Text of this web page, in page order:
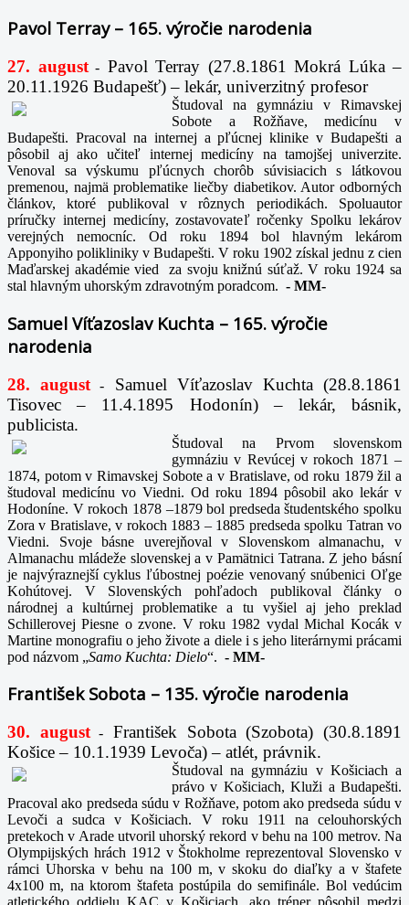
Pavol Terray – 165. výročie narodenia
27. august- Pavol Terray (27.8.1861 Mokrá Lúka –
20.11.1926 Budapešť) – lekár, univerzitný profesor
Študoval na gymnáziu v Rimavskej
Sobote a Rožňave, medicínu v
Budapešti. Pracoval na internej a pľúcnej klinike v Budapešti a
pôsobil aj ako učiteľ internej medicíny na tamojšej univerzite.
Venoval sa výskumu pľúcnych chorôb súvisiacich s látkovou
premenou, najmä problematike liečby diabetikov. Autor odborných
článkov, ktoré publikoval v rôznych periodikách. Spoluautor
príručky internej medicíny, zostavovateľ ročenky Spolku lekárov
verejných nemocníc. Od roku 1894 bol hlavným lekárom
Apponyiho polikliniky v Budapešti. V roku 1902 získal jednu z cien
Maďarskej akadémie vied za svoju knižnú súťaž. V roku 1924 sa
stal hlavným uhorským zdravotným poradcom. - MM-
Samuel Víťazoslav Kuchta – 165. výročie
narodenia
28. august -
Samuel Víťazoslav Kuchta (28.8.1861
Tisovec – 11.4.1895 Hodonín) – lekár, básnik,
publicista.
Študoval na Prvom slovenskom
gymnáziu v Revúcej v rokoch 1871 –
1874, potom v Rimavskej Sobote a v Bratislave, od roku 1879 žil a
študoval medicínu vo Viedni. Od roku 1894 pôsobil ako lekár v
Hodoníne. V rokoch 1878 –1879 bol predseda študentského spolku
Zora v Bratislave, v rokoch 1883 – 1885 predseda spolku Tatran vo
Viedni. Svoje básne uverejňoval v Slovenskom almanachu, v
Almanachu mládeže slovenskej a v Pamätnici Tatrana. Z jeho básní
je najvýraznejší cyklus ľúbostnej poézie venovaný snúbenici Oľge
Kohútovej. V Slovenských pohľadoch publikoval články o
národnej a kultúrnej problematike a tu vyšiel aj jeho preklad
Schillerovej Piesne o zvone. V roku 1982 vydal Michal Kocák v
Martine monografiu o jeho živote a diele i s jeho literárnymi prácami
pod názvom „Samo Kuchta: Dielo“. - MM-
František Sobota – 135. výročie narodenia
30. august-
František Sobota (Szobota) (30.8.1891
Košice – 10.1.1939 Levoča) – atlét, právnik.
Študoval na gymnáziu v Košiciach a
právo v Košiciach, Kluži a Budapešti.
Pracoval ako predseda súdu v Rožňave, potom ako predseda súdu v
Levoči a sudca v Košiciach. V roku 1911 na celouhorských
pretekoch v Arade utvoril uhorský rekord v behu na 100 metrov. Na
Olympijských hrách 1912 v Štokholme reprezentoval Slovensko v
rámci Uhorska v behu na 100 m, v skoku do diaľky a v štafete
4x100 m, na ktorom štafeta postúpila do semifinále. Bol vedúcim
atletického oddielu KAC v Košiciach, ako tréner pôsobil medzi